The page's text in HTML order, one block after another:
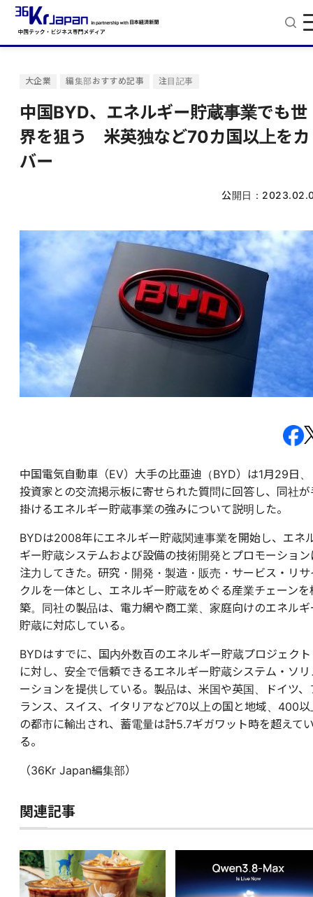
大企業 編集部おすすめ記事 注目記事
中国BYD、エネルギー貯蔵事業でも世
界を狙う 米英独など70カ国以上をカ
バー
公開日：
中国電気自動車（EV）大手の比亜迪（BYD）は1月29日、
投資家との交流掲示板に寄せられた質問に回答し、同社が
掛けるエネルギー貯蔵事業の強みについて説明した。
BYDは2008年にエネルギー貯蔵関連事業を開始し、エネ
ギー貯蔵システムおよび設備の技術開発とプロモーション
注力してきた。研究・開発・製造・販売・サービス・リサ
クルを一体とし、エネルギー貯蔵をめぐる産業チェーンを
築。同社の製品は、電力網や商工業、家庭向けのエネルギ
貯蔵に対応している。
BYDはすでに、国内外数百のエネルギー貯蔵プロジェクト
に対し、安全で信頼できるエネルギー貯蔵システム・ソリ
ーションを提供している。製品は、米国や英国、ドイツ、
ランス、スイス、イタリアなど70以上の国と地域、400以
の都市に輸出され、蓄電量は計5.7ギガワット時を超えて
る。
（36Kr Japan編集部）
関連記事